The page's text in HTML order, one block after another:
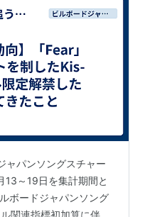
ャパンソングスチャー
13～19日を集計期間と
ボードジャパンソング